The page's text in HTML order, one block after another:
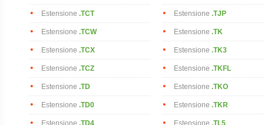
Estensione .TCT
Estensione .TCW
Estensione .TCX
Estensione .TCZ
Estensione .TD
Estensione .TD0
Estensione .TD4
Estensione .TJP
Estensione .TK
Estensione .TK3
Estensione .TKFL
Estensione .TKO
Estensione .TKR
Estensione .TL5